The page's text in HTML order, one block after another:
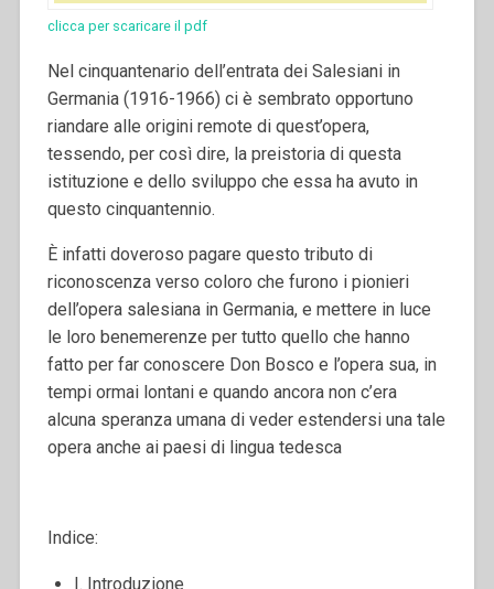
clicca per scaricare il pdf
Nel cinquantenario dell’entrata dei Salesiani in
Germania (1916-1966) ci è sembrato opportuno
riandare alle origini remote di quest’opera,
tessendo, per così dire, la preistoria di questa
istituzione e dello sviluppo che essa ha avuto in
questo cinquantennio.
È infatti doveroso pagare questo tributo di
riconoscenza verso coloro che furono i pionieri
dell’opera salesiana in Germania, e mettere in luce
le loro benemerenze per tutto quello che hanno
fatto per far conoscere Don Bosco e l’opera sua, in
tempi ormai lontani e quando ancora non c’era
alcuna speranza umana di veder estendersi una tale
opera anche ai paesi di lingua tedesca
Indice:
I. Introduzione